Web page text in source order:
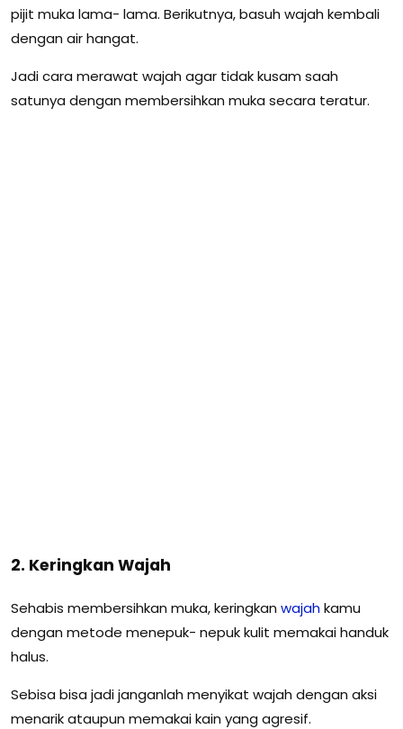
pijit muka lama- lama. Berikutnya, basuh wajah kembali
dengan air hangat.
Jadi cara merawat wajah agar tidak kusam saah
satunya dengan membersihkan muka secara teratur.
2. Keringkan Wajah
Sehabis membersihkan muka, keringkan wajahkamu
dengan metode menepuk- nepuk kulit memakai handuk
halus.
Sebisa bisa jadi janganlah menyikat wajah dengan aksi
menarik ataupun memakai kain yang agresif.